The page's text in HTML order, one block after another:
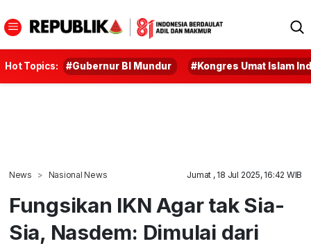
Hot Topics: #Gubernur BI Mundur #Kongres Umat Islam
News Nasional News Jumat , 18 Jul 2025, 16:42 WIB
Fungsikan IKN Agar tak Sia-
Sia, Nasdem: Dimulai dari